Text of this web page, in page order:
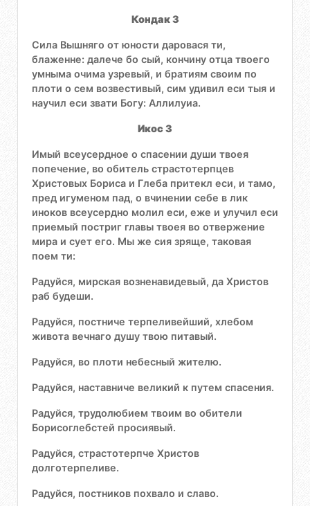
Кондак 3
Сила Вышняго от юности даровася ти,
блаженне: далече бо сый, кончину отца твоего
умныма очима узревый, и братиям своим по
плоти о сем возвестивый, сим удивил еси тыя и
научил еси звати Богу: Аллилуиа.
Икос 3
Имый всеусердное о спасении души твоея
попечение, во обитель страстотерпцев
Христовых Бориса и Глеба притекл еси, и тамо,
пред игуменом пад, о вчинении себе в лик
иноков всеусердно молил еси, еже и улучил еси
приемый постриг главы твоея во отвержение
мира и сует его. Мы же сия зряще, таковая
поем ти:
Радуйся, мирская возненавидевый, да Христов
раб будеши.
Радуйся, постниче терпеливейший, хлебом
живота вечнаго душу твою питавый.
Радуйся, во плоти небесный жителю.
Радуйся, наставниче великий к путем спасения.
Радуйся, трудолюбием твоим во обители
Борисоглебстей просиявый.
Радуйся, страстотерпче Христов
долготерпеливе.
Радуйся, постников похвало и славо.